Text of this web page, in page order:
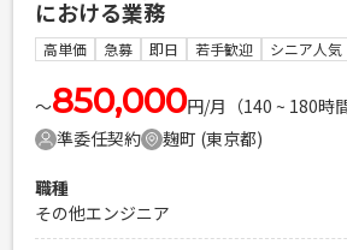
の変更：会社の定める範囲で変更する可
必須スキル
スマートフォン向けゲームタイトルにお
※コンシューマ向けゲームタイトル経験
があること
PHPを用いたWebサービスの開発経験
Laravelを用いた開発経験1年以上
における業務
高単価 急募 即日 若手歓迎 シニア人気
〜850,000円/月（140 ~ 180時
準委任契約
麹町 (東京都)
職種
その他エンジニア